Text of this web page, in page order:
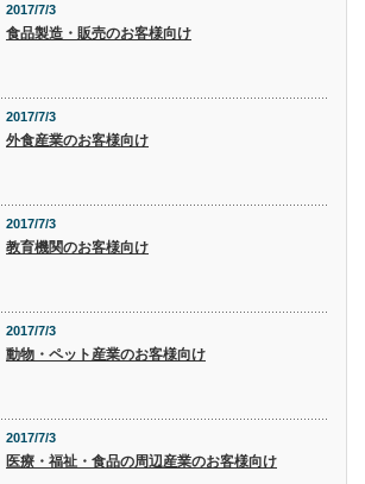
2017/7/3
食品製造・販売のお客様向け
2017/7/3
外食産業のお客様向け
2017/7/3
教育機関のお客様向け
2017/7/3
動物・ペット産業のお客様向け
2017/7/3
医療・福祉・食品の周辺産業のお客様向け